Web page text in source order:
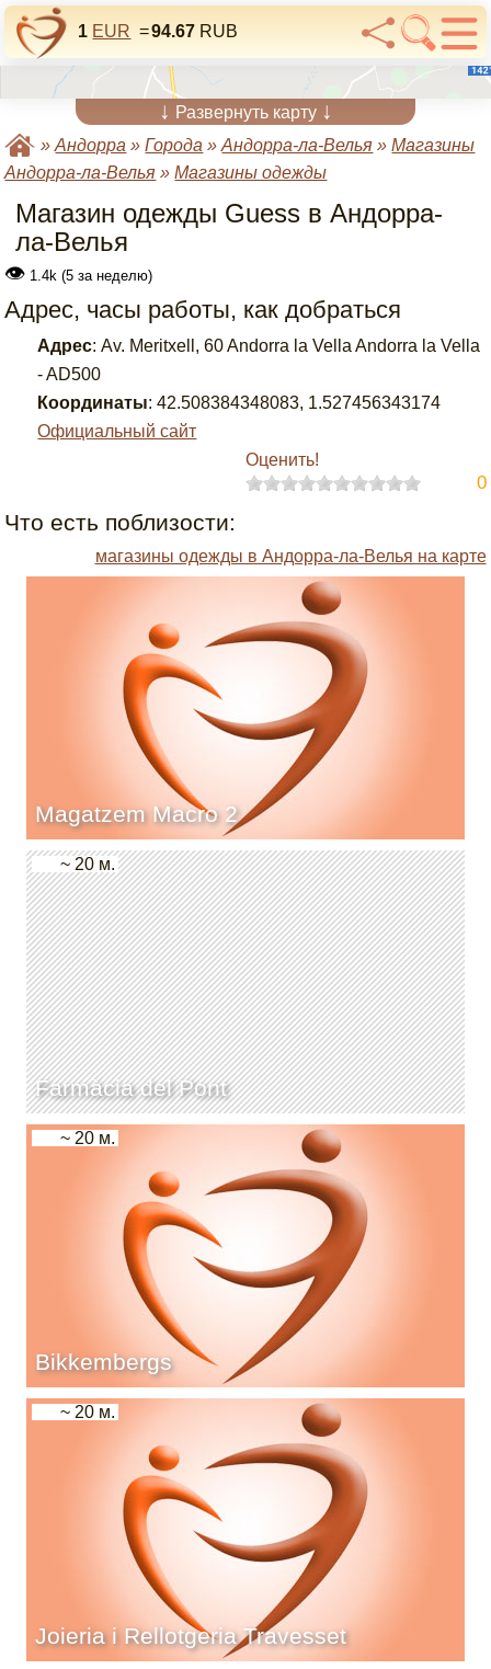
1 EUR =94.67 RUB
↓ Развернуть карту ↓
»Андорра »Города »Андорра-ла-Велья »Магазины
Андорра-ла-Велья »Магазины одежды
Магазин одежды Guess в Андорра-
ла-Велья
👁 1.4k (5 за неделю)
Адрес, часы работы, как добраться
Адрес:Av. Meritxell, 60 Andorra la Vella Andorra la Vella
- AD500
Координаты: 42.508384348083, 1.527456343174
Официальный сайт
Оценить!
0
Что есть поблизости:
магазины одежды в Андорра-ла-Велья на карте
Magatzem Macro 2
Farmàcia del Pont
~ 20 м.
Bikkembergs
~ 20 м.
Joieria i Rellotgeria Travesset
~ 20 м.